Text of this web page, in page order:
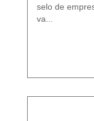
selo de
va...